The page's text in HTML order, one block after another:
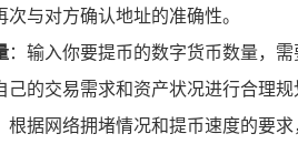
次与对方确认地址的准确性。
：输入你要提币的数字货币数量，
己的交易需求和资产状况进行合理规
根据网络拥堵情况和提币速度的要